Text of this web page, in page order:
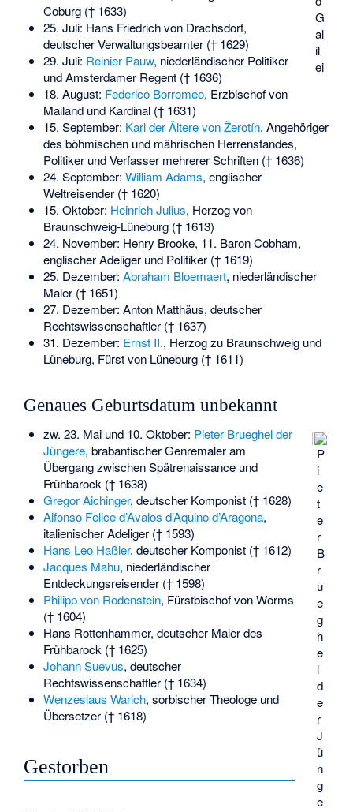
G
al
il
ei
Coburg († 1633)
25. Juli: Hans Friedrich von Drachsdorf,
deutscher Verwaltungsbeamter († 1629)
29. Juli: Reinier Pauw, niederländischer Politiker
und Amsterdamer Regent († 1636)
18. August: Federico Borromeo, Erzbischof von
Mailand und Kardinal († 1631)
15. September: Karl der Ältere von Žerotín, Angehöriger
des böhmischen und mährischen Herrenstandes,
Politiker und Verfasser mehrerer Schriften († 1636)
24. September: William Adams, englischer
Weltreisender († 1620)
15. Oktober: Heinrich Julius, Herzog von
Braunschweig-Lüneburg († 1613)
24. November: Henry Brooke, 11. Baron Cobham,
englischer Adeliger und Politiker († 1619)
25. Dezember: Abraham Bloemaert, niederländischer
Maler († 1651)
27. Dezember: Anton Matthäus, deutscher
Rechtswissenschaftler († 1637)
31. Dezember: Ernst II., Herzog zu Braunschweig und
Lüneburg, Fürst von Lüneburg († 1611)
Genaues Geburtsdatum unbekannt
P
i
e
t
e
r
B
r
u
e
g
h
e
l
d
e
r
J
ü
n
g
e
zw. 23. Mai und 10. Oktober: Pieter Brueghel der
Jüngere, brabantischer Genremaler am
Übergang zwischen Spätrenaissance und
Frühbarock († 1638)
Gregor Aichinger, deutscher Komponist († 1628)
Alfonso Felice d’Avalos d’Aquino d’Aragona,
italienischer Adeliger († 1593)
Hans Leo Haßler, deutscher Komponist († 1612)
Jacques Mahu, niederländischer
Entdeckungsreisender († 1598)
Philipp von Rodenstein, Fürstbischof von Worms
(† 1604)
Hans Rottenhammer, deutscher Maler des
Frühbarock († 1625)
Johann Suevus, deutscher
Rechtswissenschaftler († 1634)
Wenzeslaus Warich, sorbischer Theologe und
Übersetzer († 1618)
Gestorben